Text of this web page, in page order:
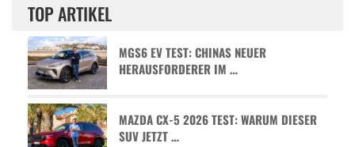
TOP ARTIKEL
MGS6 EV TEST: CHINAS NEUER
HERAUSFORDERER IM …
MAZDA CX-5 2026 TEST: WARUM DIESER
SUV JETZT …